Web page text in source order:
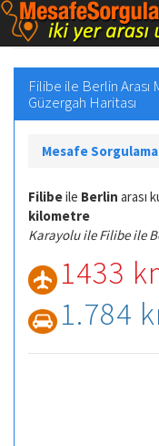
Filibe ile Berlin
Güzergah Haritası
Mesafe Sorgulama
Filibeile Berlin arası
kilometre
Karayolu ile Filibe ile
1433
1.784